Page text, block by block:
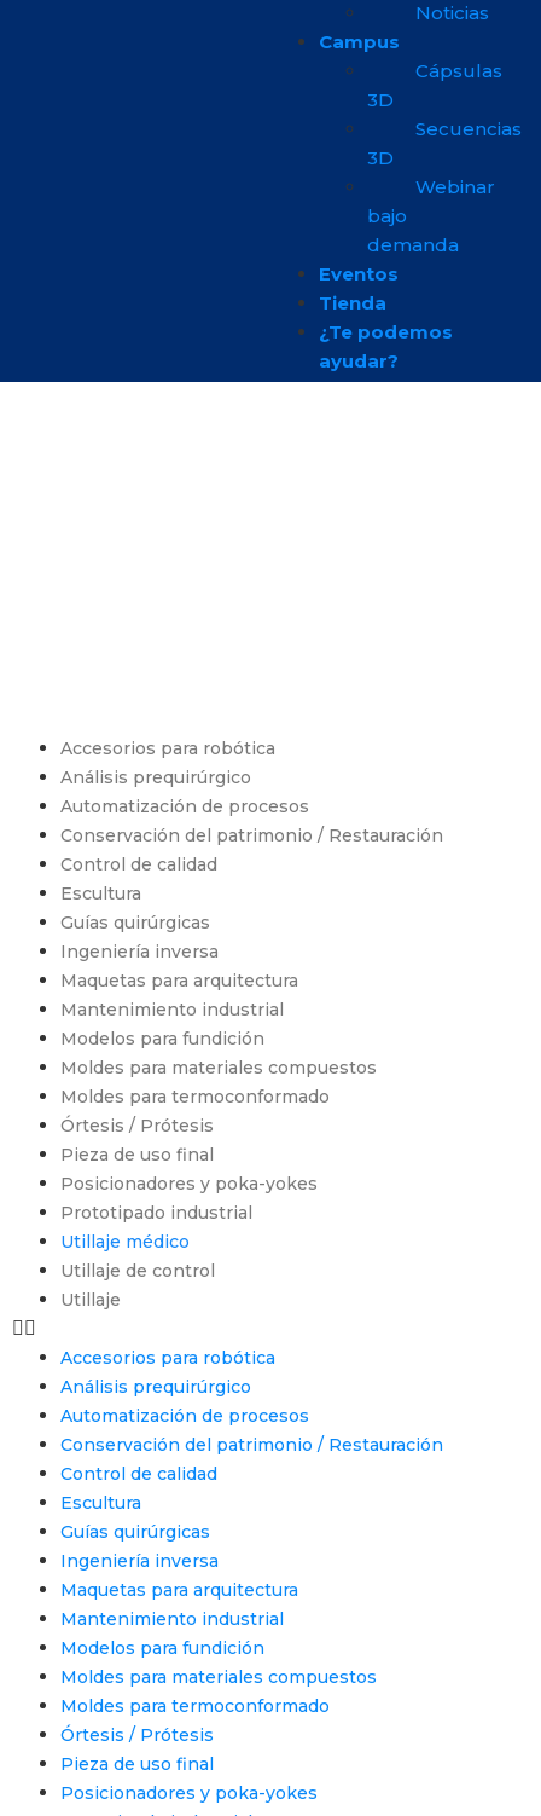
Noticias
Campus
Cápsulas
3D
Secuencias
3D
Webinar
bajo
demanda
Eventos
Tienda
¿Te podemos
ayudar?
Accesorios para robótica
Análisis prequirúrgico
Automatización de procesos
Conservación del patrimonio / Restauración
Control de calidad
Escultura
Guías quirúrgicas
Ingeniería inversa
Maquetas para arquitectura
Mantenimiento industrial
Modelos para fundición
Moldes para materiales compuestos
Moldes para termoconformado
Órtesis / Prótesis
Pieza de uso final
Posicionadores y poka-yokes
Prototipado industrial
Utillaje médico
Utillaje de control
Utillaje
Accesorios para robótica
Análisis prequirúrgico
Automatización de procesos
Conservación del patrimonio / Restauración
Control de calidad
Escultura
Guías quirúrgicas
Ingeniería inversa
Maquetas para arquitectura
Mantenimiento industrial
Modelos para fundición
Moldes para materiales compuestos
Moldes para termoconformado
Órtesis / Prótesis
Pieza de uso final
Posicionadores y poka-yokes